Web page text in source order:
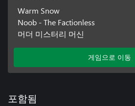
Warm Snow
Noob - The Factionless
머더 미스터리 머신
게임으로 이동
포함됨